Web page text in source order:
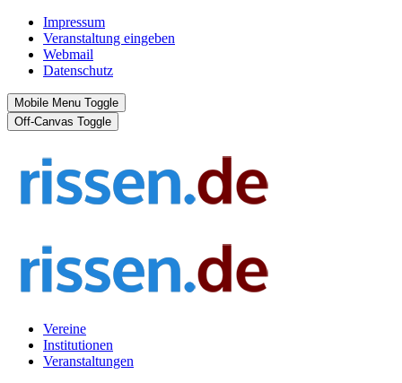
Impressum
Veranstaltung eingeben
Webmail
Datenschutz
Mobile Menu Toggle
Off-Canvas Toggle
Vereine
Institutionen
Veranstaltungen